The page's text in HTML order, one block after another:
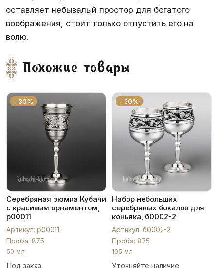
оставляет небывалый простор для богатого
воображения, стоит только отпустить его на
волю.
Похожие товары
- 30%
Серебряная рюмка Кубачи
с красивым орнаментом,
р00011
Артикул: р00011
Проба: 875
50 мл
Под заказ
- 30%
Набор небольших
серебряных бокалов для
коньяка, б0002-2
Артикул: б0002-2
Проба: 875
105 мл
Уточняйте наличие